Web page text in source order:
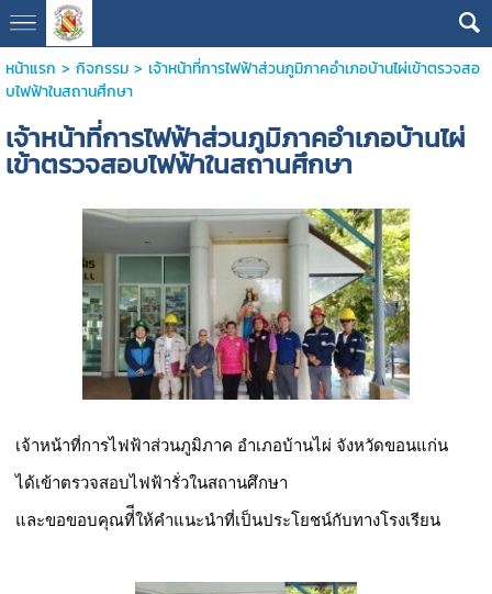
หน้าแรก > กิจกรรม> เจ้าหน้าที่การไฟฟ้าส่วนภูมิภาคอำเภอบ้านไผ่เข้าตรวจสอ
บไฟฟ้าในสถานศึกษา
เจ้าหน้าที่การไฟฟ้าส่วนภูมิภาคอำเภอบ้านไผ่
เข้าตรวจสอบไฟฟ้าในสถานศึกษา
เจ้าหน้าที่การไฟฟ้าส่วนภูมิภาค อำเภอบ้านไผ่ จังหวัดขอนแก่น
ได้เข้าตรวจสอบไฟฟ้ารั่วในสถานศึกษา
และขอขอบคุณที่ีให้คำแนะนำที่เป็นประโยชน์กับทางโรงเรียน